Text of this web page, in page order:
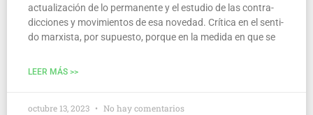
actua­li­za­ción de lo per­ma­nen­te y el estu­dio de las con­tra­
dic­cio­nes y movi­mien­tos de esa nove­dad. Crí­ti­ca en el sen­ti­
do mar­xis­ta, por supues­to, por­que en la medi­da en que se
LEER MÁS >>
octubre 13, 2023 No hay comentarios